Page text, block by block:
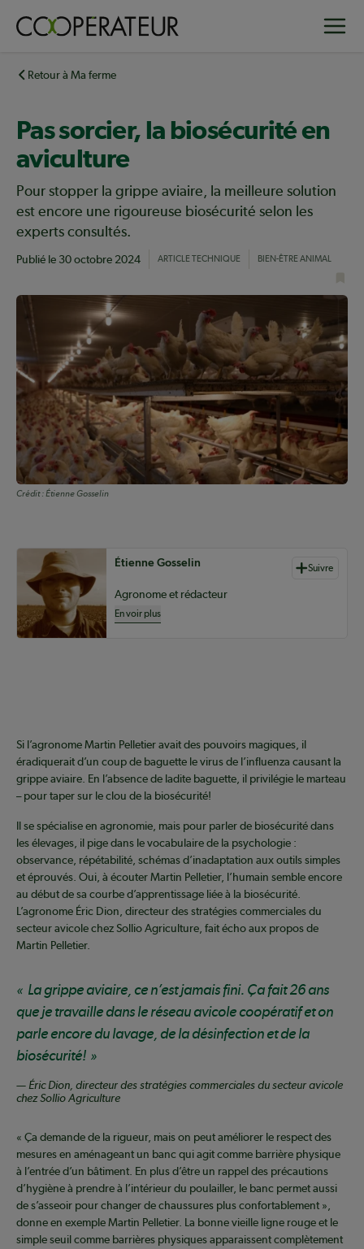
principalRetour à Ma ferme
Pas sorcier, la biosécurité en
aviculture
Pour stopper la grippe aviaire, la meilleure solution
est encore une rigoureuse biosécurité selon les
experts consultés.
Publié le 30 octobre 2024 ARTICLE TECHNIQUE BIEN-ÊTRE ANIMAL
Crédit :Étienne Gosselin
Auteurs de contenu
Étienne Gosselin Suivre
Agronome et rédacteur
En voir plus
Si l’agronome Martin Pelletier avait des pouvoirs magiques, il
éradiquerait d’un coup de baguette le virus de l’influenza causant la
grippe aviaire. En l’absence de ladite baguette, il privilégie le marteau
– pour taper sur le clou de la biosécurité!
Il se spécialise en agronomie, mais pour parler de biosécurité dans
les élevages, il pige dans le vocabulaire de la psychologie :
observance, répétabilité, schémas d’inadaptation aux outils simples
et éprouvés. Oui, à écouter Martin Pelletier, l’humain semble encore
au début de sa courbe d’apprentissage liée à la biosécurité.
L’agronome Éric Dion, directeur des stratégies commerciales du
secteur avicole chez Sollio Agriculture, fait écho aux propos de
Martin Pelletier.
La grippe aviaire, ce n’est jamais fini. Ça fait 26 ans
que je travaille dans le réseau avicole coopératif et on
parle encore du lavage, de la désinfection et de la
biosécurité!
— Éric Dion, directeur des stratégies commerciales du secteur avicole
chez Sollio Agriculture
« Ça demande de la rigueur, mais on peut améliorer le respect des
mesures en aménageant un banc qui agit comme barrière physique
à l’entrée d’un bâtiment. En plus d’être un rappel des précautions
d’hygiène à prendre à l’intérieur du poulailler, le banc permet aussi
de s’asseoir pour changer de chaussures plus confortablement »,
donne en exemple Martin Pelletier. La bonne vieille ligne rouge et le
simple seuil comme barrières physiques apparaissent complètement